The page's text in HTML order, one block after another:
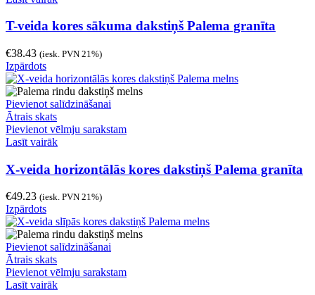
T-veida kores sākuma dakstiņš Palema granīta
€38.43 (iesk. PVN 21%)
Izpārdots
Pievienot salīdzināšanai
Ātrais skats
Pievienot vēlmju sarakstam
Lasīt vairāk
X-veida horizontālās kores dakstiņš Palema granīta
€49.23 (iesk. PVN 21%)
Izpārdots
Pievienot salīdzināšanai
Ātrais skats
Pievienot vēlmju sarakstam
Lasīt vairāk